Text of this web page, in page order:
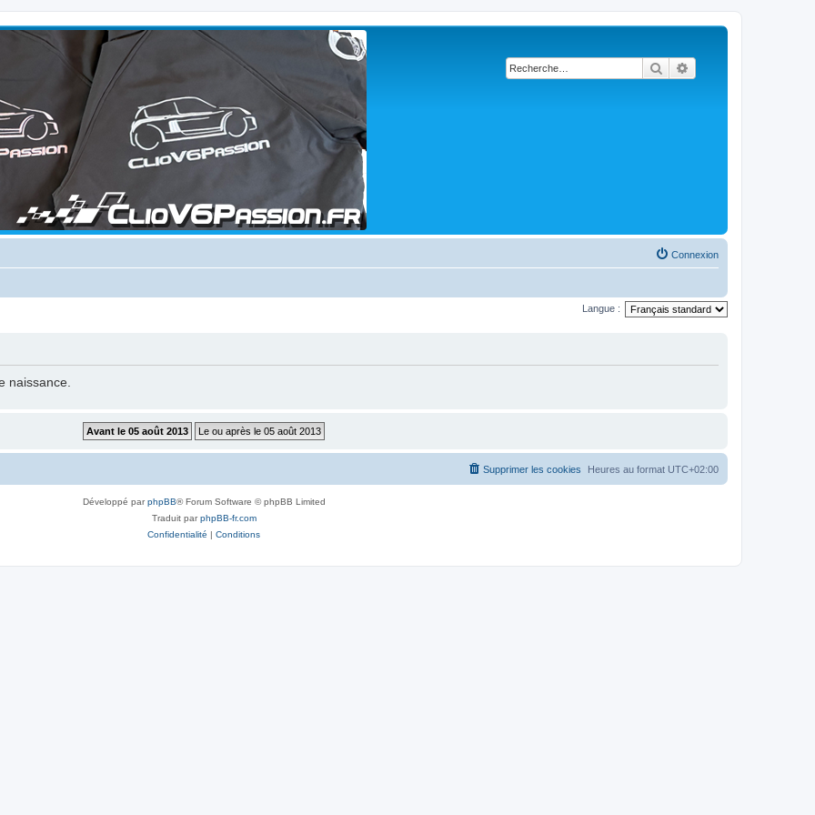
Rechercher
Connexion
Langue :
naissance.
Heures au format UTC+02:00
Supprimer les cookies
Développé parphpBB® Forum Software © phpBB Limited
Traduit parphpBB-fr.com
Confidentialité | Conditions